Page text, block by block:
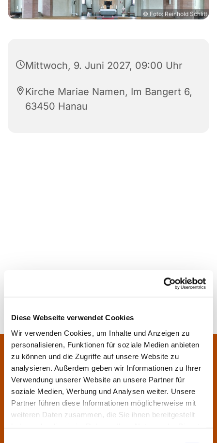
Diese Webseite verwendet Cookies
Wir verwenden Cookies, um Inhalte und Anzeigen zu
personalisieren, Funktionen für soziale Medien anbieten
zu können und die Zugriffe auf unsere Website zu
analysieren. Außerdem geben wir Informationen zu Ihrer
Verwendung unserer Website an unsere Partner für
soziale Medien, Werbung und Analysen weiter. Unsere
Partner führen diese Informationen möglicherweise mit
weiteren Daten zusammen, die Sie ihnen bereitgestellt
© Foto: Reinhold Schlitt
Mittwoch, 9. Juni 2027, 09:00 Uhr
Kirche Mariae Namen, Im Bangert 6,
63450 Hanau
Pfarrei Sankt Klara und Franziskus am Main
Zentrales Pfarrbüro:
Im Bangert 8,63450 Hanau
06181 9230070
pfarrei.klara-franziskus@bistum-fulda.de
Öffnungszeiten:
Montag
geschlossen